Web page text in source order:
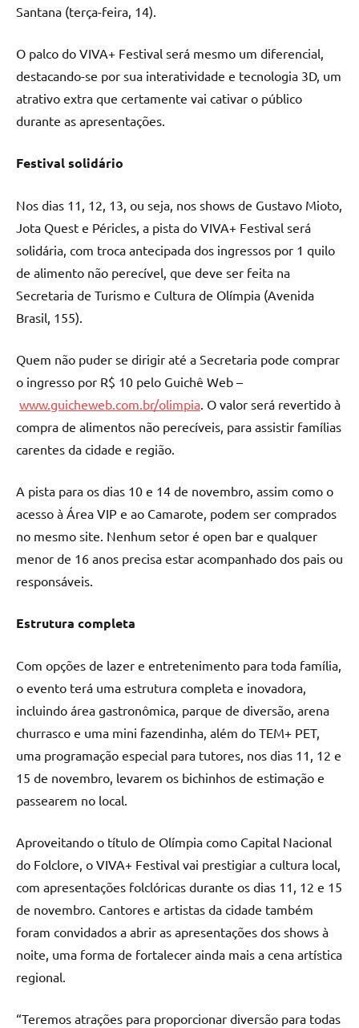
Santana (terça-feira, 14).
O palco do VIVA+ Festival será mesmo um diferencial,
destacando-se por sua interatividade e tecnologia 3D, um
atrativo extra que certamente vai cativar o público
durante as apresentações.
Festival solidário
Nos dias 11, 12, 13, ou seja, nos shows de Gustavo Mioto,
Jota Quest e Péricles, a pista do VIVA+ Festival será
solidária, com troca antecipada dos ingressos por 1 quilo
de alimento não perecível, que deve ser feita na
Secretaria de Turismo e Cultura de Olímpia (Avenida
Brasil, 155).
Quem não puder se dirigir até a Secretaria pode comprar
o ingresso por R$ 10 pelo Guichê Web –
www.guicheweb.com.br/olimpia . O valor será revertido à
compra de alimentos não perecíveis, para assistir famílias
carentes da cidade e região.
A pista para os dias 10 e 14 de novembro, assim como o
acesso à Área VIP e ao Camarote, podem ser comprados
no mesmo site. Nenhum setor é open bar e qualquer
menor de 16 anos precisa estar acompanhado dos pais ou
responsáveis.
Estrutura completa
Com opções de lazer e entretenimento para toda família,
o evento terá uma estrutura completa e inovadora,
incluindo área gastronômica, parque de diversão, arena
churrasco e uma mini fazendinha, além do TEM+ PET,
uma programação especial para tutores, nos dias 11, 12 e
15 de novembro, levarem os bichinhos de estimação e
passearem no local.
Aproveitando o título de Olímpia como Capital Nacional
do Folclore, o VIVA+ Festival vai prestigiar a cultura local,
com apresentações folclóricas durante os dias 11, 12 e 15
de novembro. Cantores e artistas da cidade também
foram convidados a abrir as apresentações dos shows à
noite, uma forma de fortalecer ainda mais a cena artística
regional.
“Teremos atrações para proporcionar diversão para todas